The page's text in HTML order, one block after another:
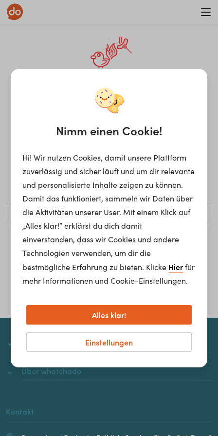
¡Ay, caramba! Seite nicht
gefunden.
Ups, die gewünschte Seite kann nicht gefunden werden.
Möchtest du nach einem bestimmten Begriff suchen?
Homepage
Über whatchado
Kontakt
Nimm einen Cookie!
Hi! Wir nutzen Cookies, damit unsere Plattform
zuverlässig und sicher läuft und um dir relevante
und personalisierte Inhalte zeigen zu können.
Damit das funktioniert, sammeln wir Daten über
die Aktivitäten unserer User. Mit einem Klick auf
„Alles klar!“ erklärst du dich damit
einverstanden, dass wir Cookies und andere
Technologien verwenden, um dir die
bestmögliche Erfahrung zu bieten. Klicke Hierfür
mehr Informationen und Cookie-Einstellungen.
Einstellungen
Alles klar!